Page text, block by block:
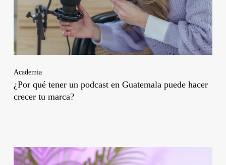
Academia
¿Por qué tener un podcast en Guatemala puede hacer
crecer tu marca?